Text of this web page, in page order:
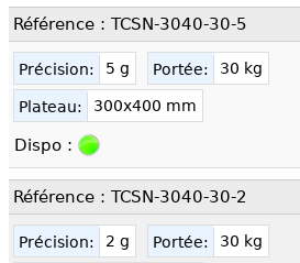
Référence : TCSN-3040-30-5
Précision: 5 g Portée: 30 kg
Plateau: 300x400 mm
Dispo :
Référence : TCSN-3040-30-2
Précision: 2 g Portée: 30 kg